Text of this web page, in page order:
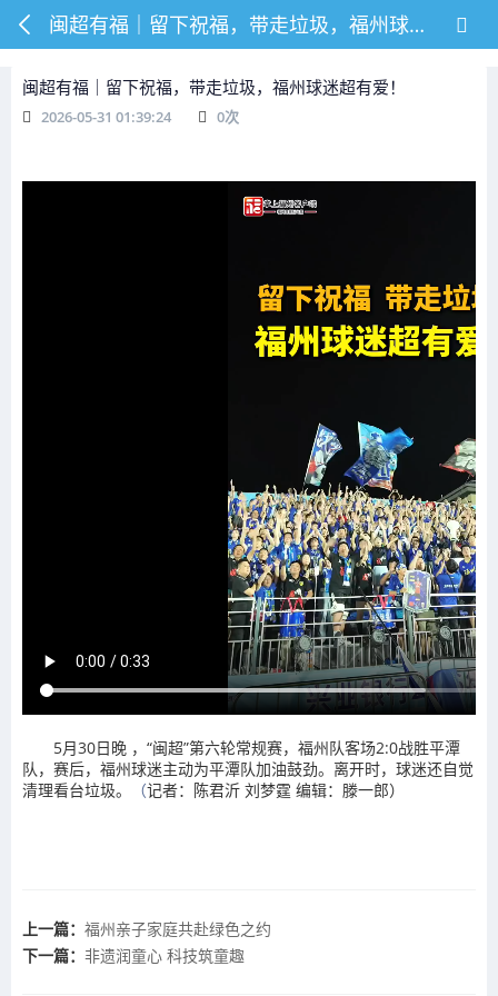
闽超有福｜留下祝福，带走垃圾，福州球迷超有爱！
闽超有福｜留下祝福，带走垃圾，福州球迷超有爱！
2026-05-31 01:39:24 0次
5月30日晚 ，“闽超”第六轮常规赛，福州队客场2:0战胜平潭
队，赛后，福州球迷主动为平潭队加油鼓劲。离开时，球迷还自觉
清理看台垃圾。
（记者：陈君沂 刘梦霆 编辑：滕一郎）
上一篇： 福州亲子家庭共赴绿色之约
下一篇： 非遗润童心 科技筑童趣